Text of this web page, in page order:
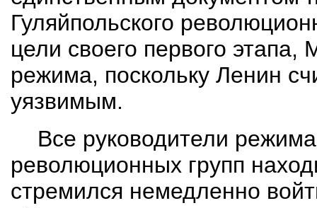
Гуляйпольского
цели своего первого
режима, поскольку Ленин
уязвимым.
Все руководители
революционных групп
стремился немедленно